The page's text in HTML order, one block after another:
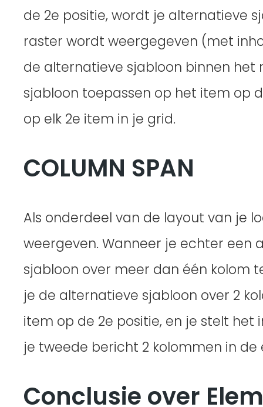
de 2e positie, wordt je alternatieve
raster wordt weergegeven (met
de alternatieve sjabloon binnen
sjabloon toepassen op het item op
op elk 2e item in je grid.
COLUMN SPAN
Als onderdeel van de layout van je
weergeven. Wanneer je echter een
sjabloon over meer dan één kolom
je de alternatieve sjabloon over 2
item op de 2e positie, en je stelt
je tweede bericht 2 kolommen in de
Conclusie over